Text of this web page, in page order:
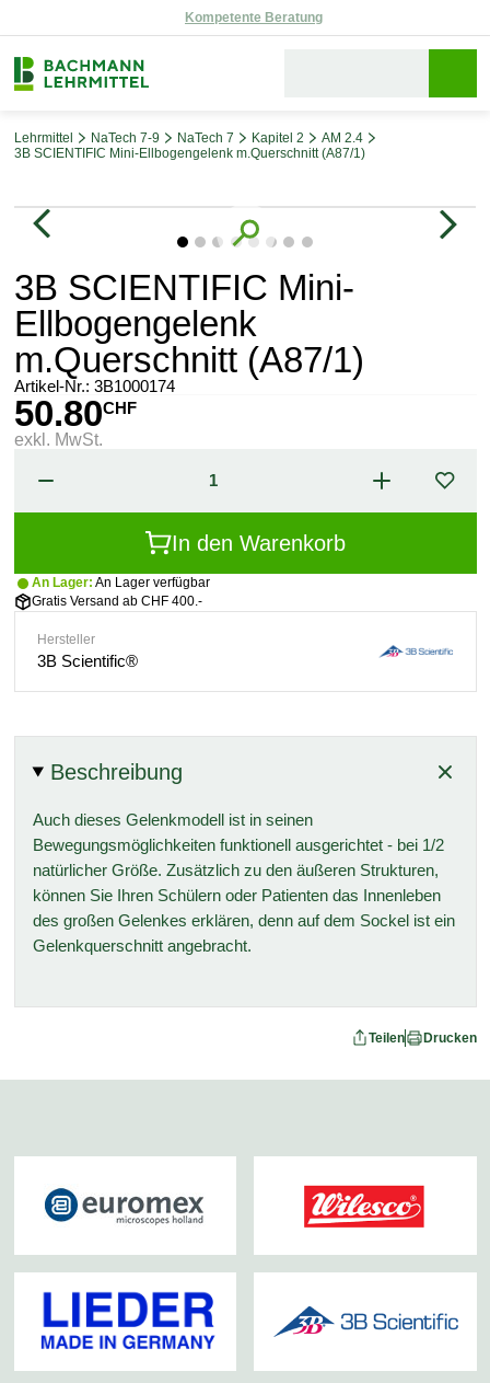
Reparaturservice
Lehrmittel NaTech 7-9 NaTech 7 Kapitel 2
AM 2.4
3B SCIENTIFIC Mini-Ellbogengelenk m.Querschnitt (A87/1)
Bildergalerie überspringen
3B SCIENTIFIC Mini-
Ellbogengelenk
m.Querschnitt (A87/1)
Artikel-Nr.: 3B1000174
50.80CHF
exkl. MwSt.
In den Warenkorb
An Lager: An Lager verfügbar
Gratis Versand ab CHF 400.-
Hersteller
3B Scientific®
Beschreibung
Auch dieses Gelenkmodell ist in seinen
Bewegungsmöglichkeiten funktionell ausgerichtet - bei 1/2
natürlicher Größe. Zusätzlich zu den äußeren Strukturen,
können Sie Ihren Schülern oder Patienten das Innenleben
des großen Gelenkes erklären, denn auf dem Sockel ist ein
Gelenkquerschnitt angebracht.
Teilen Drucken